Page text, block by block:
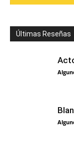
Últimas Reseñas